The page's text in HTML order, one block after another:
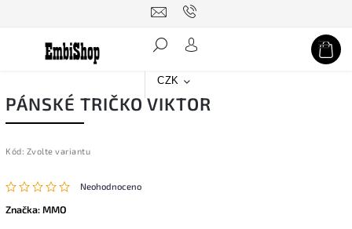
CZK
Hledat
PÁNSKÉ TRIČKO VIKTOR
Kód: Zvolte variantu
Neohodnoceno
Značka:MMO